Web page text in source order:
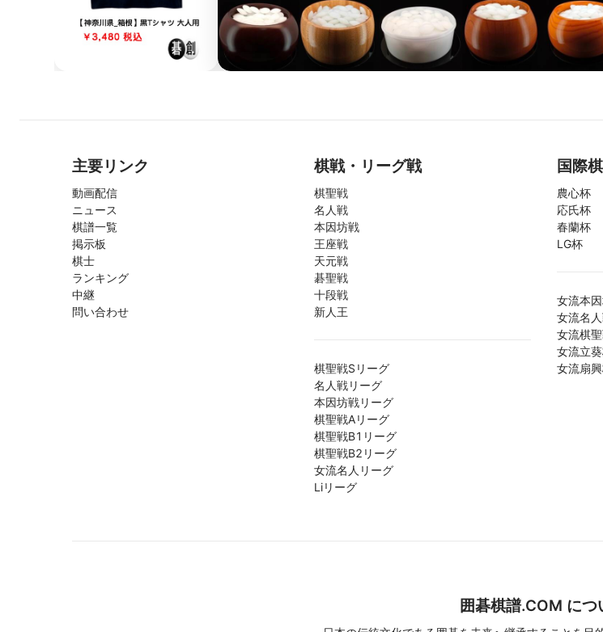
主要リンク
動画配信
ニュース
棋譜一覧
掲示板
棋士
ランキング
中継
問い合わせ
棋戦・リーグ戦
棋聖戦
名人戦
本因坊戦
王座戦
天元戦
碁聖戦
十段戦
新人王
棋聖戦Sリーグ
名人戦リーグ
本因坊戦リーグ
棋聖戦Aリーグ
棋聖戦B1リーグ
棋聖戦B2リーグ
女流名人リーグ
Liリーグ
国際
農心杯
応氏杯
春蘭杯
LG杯
女流本
女流名
女流棋
女流立
女流扇
囲碁棋譜.COM につ